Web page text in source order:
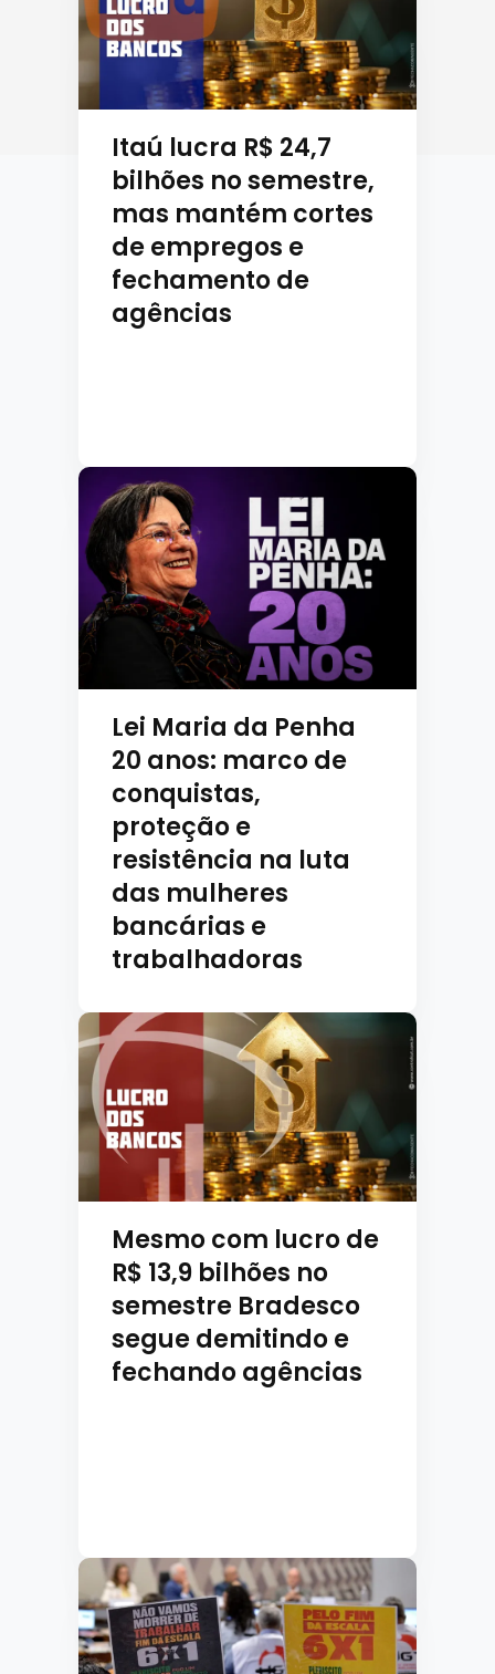
Itaú lucra R$ 24,7
bilhões no semestre,
mas mantém cortes
de empregos e
fechamento de
agências
Lei Maria da Penha
20 anos: marco de
conquistas,
proteção e
resistência na luta
das mulheres
bancárias e
trabalhadoras
Mesmo com lucro de
R$ 13,9 bilhões no
semestre Bradesco
segue demitindo e
fechando agências